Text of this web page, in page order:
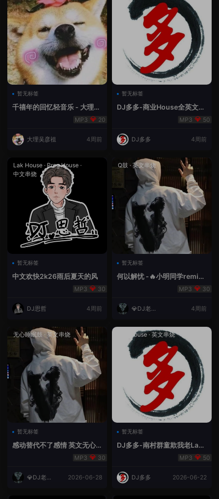
暂无标签
千禧年的回忆轻音乐 - 大理吴
20
大理吴彦祖 4周前
暂无标签
DJ多多-商业House全英文经
50
DJ多多 4周前
Lak House · Prog House ·
中文串烧
暂无标签
中文欢快2k26雨后夏天的风
30
DJ思哲 4周前
Q鼓 · 英文串烧
暂无标签
何以解忧 -🔥小明同学remix
30
💎DJ老王
4周前
无心睡眠鼓 ·英文串烧
暂无标签
感动替代不了感情 英文无心
睡眠睡-小明同学remix
30
💎DJ老王
2026-06-28
Lak House· 英文串烧
暂无标签
DJ多多-南村群童欺我老Lak
50
DJ多多 2026-06-22